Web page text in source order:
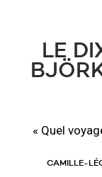
​LE
« Quel
CAMILLE-